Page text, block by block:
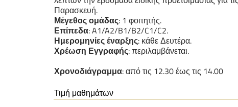
Παρασκευή.
Μέγεθος ομάδας: 1 φοιτητής.
Επίπεδα: A1/A2/B1/B2/C1/C2.
Ημερομηνίες έναρξης: κάθε Δευτέρα.
Χρέωση Εγγραφής: περιλαμβάνεται.
Χρονοδιάγραμμα: από τις 12.30 έως τις 14.00
Τιμή μαθημάτων